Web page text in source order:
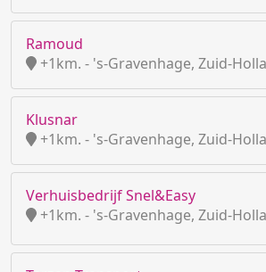
Ramoud
+1km. - 's-Gravenhage, Zuid-
Klusnar
+1km. - 's-Gravenhage, Zuid-
Verhuisbedrijf Snel&Easy
+1km. - 's-Gravenhage, Zuid-